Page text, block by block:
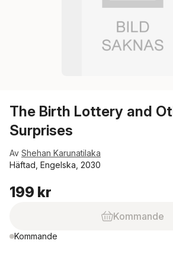
The Birth Lottery and
Surprises
Av Shehan Karunatilaka
Häftad, Engelska, 2030
199 kr
Kommande
Kommande